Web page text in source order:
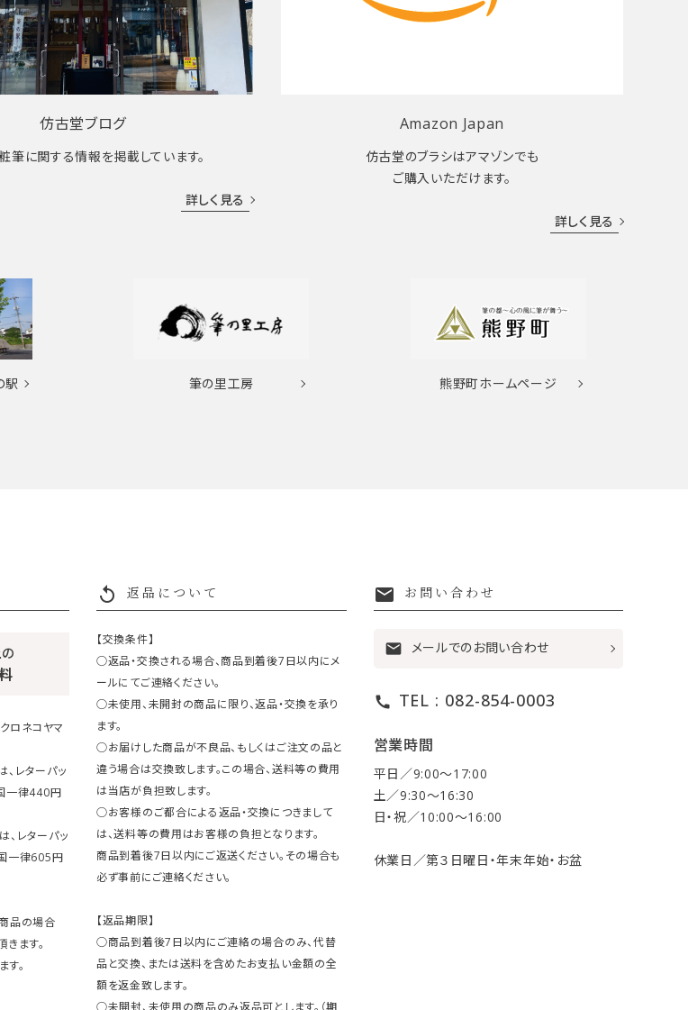
仿古堂ブログ
筆に関する情報を掲載しています。
詳しく見る
Amazon Japan
仿古堂のブラシはアマゾンでも
ご購入いただけます。
詳しく見る
駅 筆の里工房 熊野町ホームページ
ロネコヤマ
、レターパッ
一律440円
、レターパッ
一律605円
品の場合
ます。
。
replay 返品について
【交換条件】
○返品・交換される場合、商品到着後7日以内にメ
ールにてご連絡ください。
○未使用、未開封の商品に限り、返品・交換を承り
ます。
○お届けした商品が不良品、もしくはご注文の品と
違う場合は交換致します。この場合、送料等の費用
は当店が負担致します。
○お客様のご都合による返品・交換につきまして
は、送料等の費用はお客様の負担となります。
商品到着後7日以内にご返送ください。その場合も
必ず事前にご連絡ください。
【返品期限】
○商品到着後7日以内にご連絡の場合のみ、代替
品と交換、または送料を含めたお支払い金額の全
額を返金致します。
○未開封、未使用の商品のみ返品可とします。（期
mail お問い合わせ
mail メールでのお問い合わせ
call TEL : 082-854-0003
営業時間
平日／9:00〜17:00
土／9:30〜16:30
日・祝／10:00〜16:00
休業日／第３日曜日・年末年始・お盆